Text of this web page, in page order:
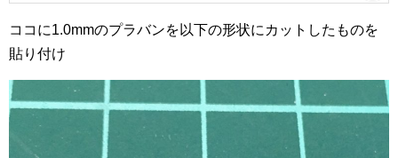
ココに1.0mmのプラバンを以下の形状にカットしたものを
貼り付け